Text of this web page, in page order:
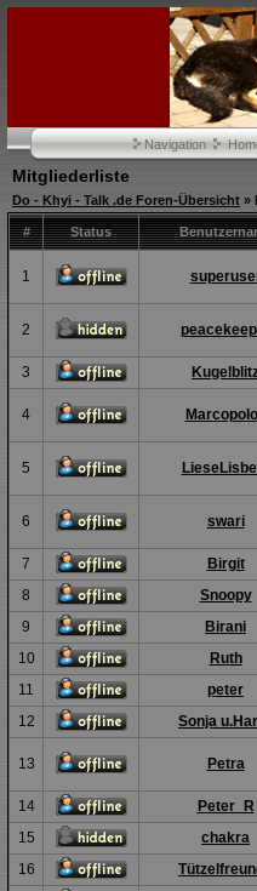
Navigation
Mitgliederliste
Do - Khyi - Talk .de Foren-Übersicht »
# Status
1
2
3
4
5
6 swari
7
Birgit
8
Snoopy
9
Birani
10
Ruth
11
peter
12
Sonja
13 Petra
14
Peter_R
15
chakra
16